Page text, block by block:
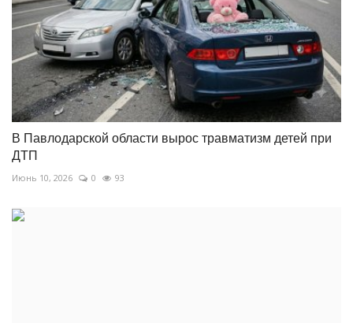
В Павлодарской области вырос травматизм детей при
ДТП
Июнь 10, 2026 0 93